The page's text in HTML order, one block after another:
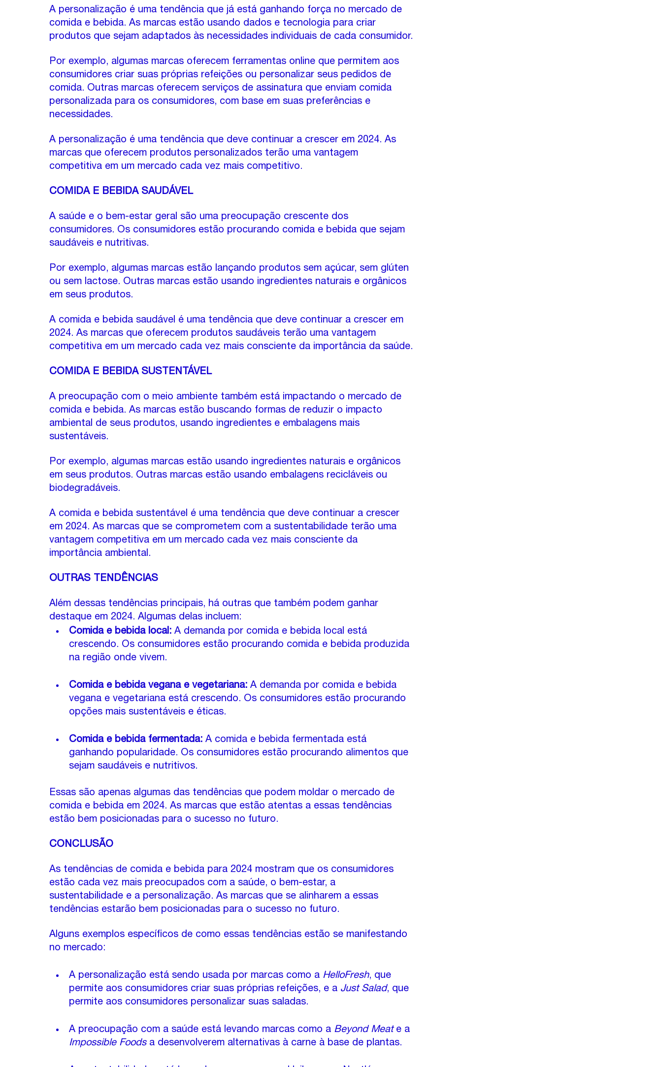
A personalização é uma tendência que já está ganhando força no mercado de
comida e bebida. As marcas estão usando dados e tecnologia para criar
produtos que sejam adaptados às necessidades individuais de cada consumidor.
Por exemplo, algumas marcas oferecem ferramentas online que permitem aos
consumidores criar suas próprias refeições ou personalizar seus pedidos de
comida. Outras marcas oferecem serviços de assinatura que enviam comida
personalizada para os consumidores, com base em suas preferências e
necessidades.
A personalização é uma tendência que deve continuar a crescer em 2024. As
marcas que oferecem produtos personalizados terão uma vantagem
competitiva em um mercado cada vez mais competitivo.
COMIDA E BEBIDA SAUDÁVEL
A saúde e o bem-estar geral são uma preocupação crescente dos
consumidores. Os consumidores estão procurando comida e bebida que sejam
saudáveis e nutritivas.
Por exemplo, algumas marcas estão lançando produtos sem açúcar, sem glúten
ou sem lactose. Outras marcas estão usando ingredientes naturais e orgânicos
em seus produtos.
A comida e bebida saudável é uma tendência que deve continuar a crescer em
2024. As marcas que oferecem produtos saudáveis terão uma vantagem
competitiva em um mercado cada vez mais consciente da importância da saúde.
COMIDA E BEBIDA SUSTENTÁVEL
A preocupação com o meio ambiente também está impactando o mercado de
comida e bebida. As marcas estão buscando formas de reduzir o impacto
ambiental de seus produtos, usando ingredientes e embalagens mais
sustentáveis.
Por exemplo, algumas marcas estão usando ingredientes naturais e orgânicos
em seus produtos. Outras marcas estão usando embalagens recicláveis ou
biodegradáveis.
A comida e bebida sustentável é uma tendência que deve continuar a crescer
em 2024. As marcas que se comprometem com a sustentabilidade terão uma
vantagem competitiva em um mercado cada vez mais consciente da
importância ambiental.
OUTRAS TENDÊNCIAS
Além dessas tendências principais, há outras que também podem ganhar
destaque em 2024. Algumas delas incluem:
Comida e bebida local: A demanda por comida e bebida local está
crescendo. Os consumidores estão procurando comida e bebida produzida
na região onde vivem.
Comida e bebida vegana e vegetariana: A demanda por comida e bebida
vegana e vegetariana está crescendo. Os consumidores estão procurando
opções mais sustentáveis e éticas.
Comida e bebida fermentada: A comida e bebida fermentada está
ganhando popularidade. Os consumidores estão procurando alimentos que
sejam saudáveis e nutritivos.
Essas são apenas algumas das tendências que podem moldar o mercado de
comida e bebida em 2024. As marcas que estão atentas a essas tendências
estão bem posicionadas para o sucesso no futuro.
CONCLUSÃO
As tendências de comida e bebida para 2024 mostram que os consumidores
estão cada vez mais preocupados com a saúde, o bem-estar, a
sustentabilidade e a personalização. As marcas que se alinharem a essas
tendências estarão bem posicionadas para o sucesso no futuro.
Alguns exemplos específicos de como essas tendências estão se manifestando
no mercado:
A personalização está sendo usada por marcas como a HelloFresh, que
permite aos consumidores criar suas próprias refeições, e a Just Salad, que
permite aos consumidores personalizar suas saladas.
A preocupação com a saúde está levando marcas como a Beyond Meat e a
Impossible Foods a desenvolverem alternativas à carne à base de plantas.